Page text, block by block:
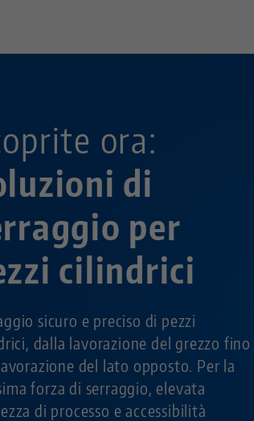
di
per
cilindrici
ora:
sicuro e preciso di pezzi
dalla lavorazione del grezzo fino
del lato opposto. Per la
forza di serraggio, elevata
di processo e accessibilità